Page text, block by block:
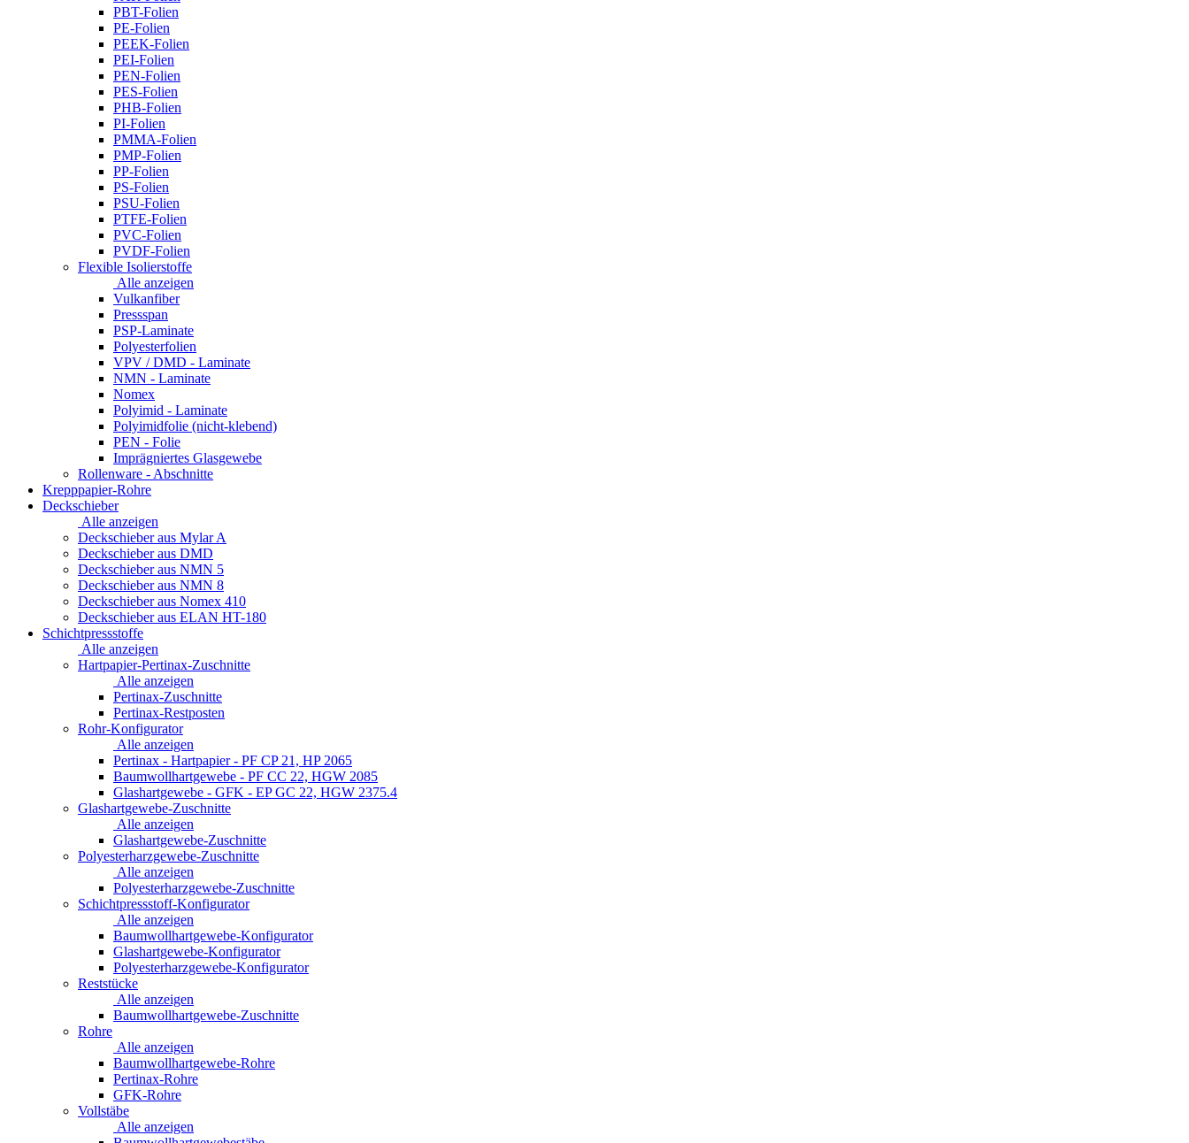
PBT-Folien
PE-Folien
PEEK-Folien
PEI-Folien
PEN-Folien
PES-Folien
PHB-Folien
PI-Folien
PMMA-Folien
PMP-Folien
PP-Folien
PS-Folien
PSU-Folien
PTFE-Folien
PVC-Folien
PVDF-Folien
Flexible Isolierstoffe
Alle anzeigen
Vulkanfiber
Pressspan
PSP-Laminate
Polyesterfolien
VPV / DMD - Laminate
NMN - Laminate
Nomex
Polyimid - Laminate
Polyimidfolie (nicht-klebend)
PEN - Folie
Imprägniertes Glasgewebe
Rollenware - Abschnitte
Krepppapier-Rohre
Deckschieber
Alle anzeigen
Deckschieber aus Mylar A
Deckschieber aus DMD
Deckschieber aus NMN 5
Deckschieber aus NMN 8
Deckschieber aus Nomex 410
Deckschieber aus ELAN HT-180
Schichtpressstoffe
Alle anzeigen
Hartpapier-Pertinax-Zuschnitte
Alle anzeigen
Pertinax-Zuschnitte
Pertinax-Restposten
Rohr-Konfigurator
Alle anzeigen
Pertinax - Hartpapier - PF CP 21, HP 2065
Baumwollhartgewebe - PF CC 22, HGW 2085
Glashartgewebe - GFK - EP GC 22, HGW 2375.4
Glashartgewebe-Zuschnitte
Alle anzeigen
Glashartgewebe-Zuschnitte
Polyesterharzgewebe-Zuschnitte
Alle anzeigen
Polyesterharzgewebe-Zuschnitte
Schichtpressstoff-Konfigurator
Alle anzeigen
Baumwollhartgewebe-Konfigurator
Glashartgewebe-Konfigurator
Polyesterharzgewebe-Konfigurator
Reststücke
Alle anzeigen
Baumwollhartgewebe-Zuschnitte
Rohre
Alle anzeigen
Baumwollhartgewebe-Rohre
Pertinax-Rohre
GFK-Rohre
Vollstäbe
Alle anzeigen